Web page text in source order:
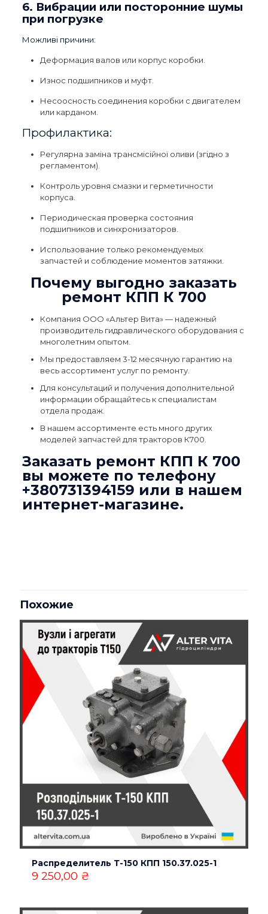
6. Вибрации или посторонние шумы
при погрузке
Можливі причини:
Деформация валов или корпус коробки.
Износ подшипников и муфт.
Несоосность соединения коробки с двигателем
или карданом.
Профилактика:
Регулярна заміна трансмісійної оливи (згідно з
регламентом).
Контроль уровня смазки и герметичности
корпуса.
Периодическая проверка состояния
подшипников и синхронизаторов.
Использование только рекомендуемых
запчастей и соблюдение моментов затяжки.
Почему выгодно заказать
ремонт КПП К 700
Компания ООО «Альтер Вита» — надежный
производитель гидравлического оборудования с
многолетним опытом.
Мы предоставляем 3-12 месячную гарантию на
весь ассортимент услуг по ремонту.
Для консультаций и получения дополнительной
информации обращайтесь к специалистам
отдела продаж.
В нашем ассортименте есть много других
моделей запчастей для тракторов К700.
Заказать ремонт КПП К 700
вы можете по телефону
+380731394159 или в нашем
интернет-магазине.
Ваш адрес email не будет опубликован.Обязательные
поля помечены*
Ваша оценка*
1 из 5
звёзд
2 из 5
звёзд
3 из 5
звёзд
4 из 5
звёзд
Имя*
Email*
Похожие
Распределитель Т-150 КПП 150.37.025-1
9 250,00 ₴